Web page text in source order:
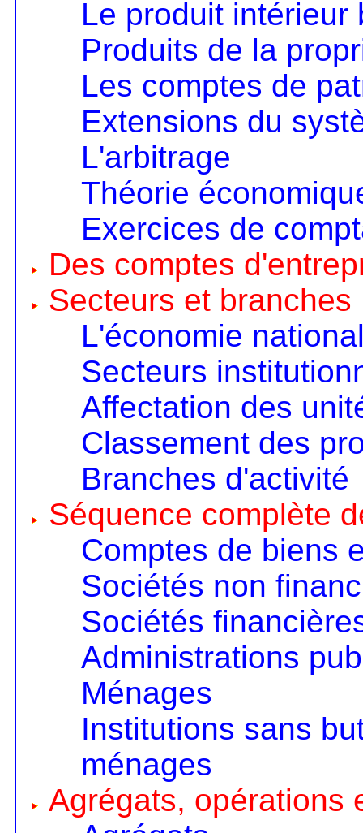
Le produit intérieur
Produits de la
Les comptes de
Extensions du
L'arbitrage
Théorie
Exercices de
Des comptes
Secteurs et branches
L'économie
Secteurs
Affectation des
Classement des
Branches d'activité
Séquence complète
Comptes de biens
Sociétés non
Sociétés
Administrations
Ménages
Institutions sans
ménages
Agrégats, opérations